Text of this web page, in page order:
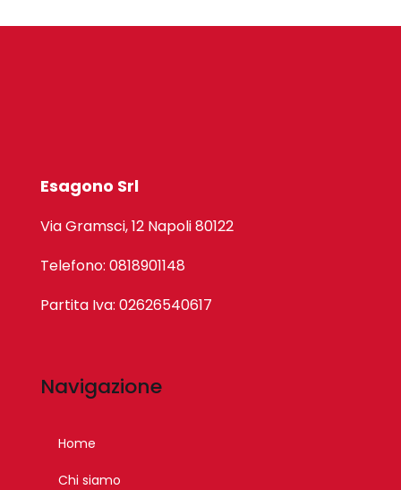
Esagono Srl
Via Gramsci, 12 Napoli 80122
Telefono: 0818901148
Partita Iva: 02626540617
Navigazione
Home
Chi siamo